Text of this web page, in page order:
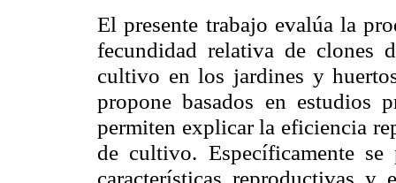
El presente trabajo evalúa la
fecundidad relativa de clones
cultivo en los jardines y
propone basados en estudios
permiten explicar la eficiencia
de cultivo. Específicamente se
características reproductivas y